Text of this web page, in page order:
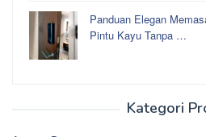
Panduan Elegan
Pintu Kayu Tanpa …
Kategori